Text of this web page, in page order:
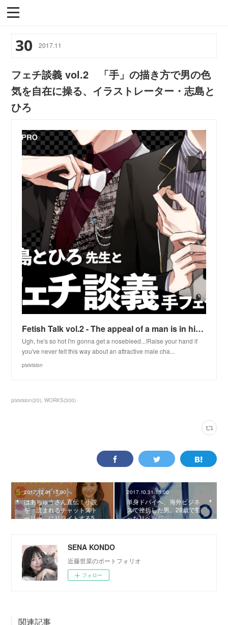
30 2017.11
フェチ談義 vol.2 「手」の描き方で男の色
気を自在に操る、イラストレーター・志島と
ひろ
Fetish Talk vol.2 - The appeal of a man is in his hands! Interview with illustrator Shijima Tohiro
Ugh, he's so hot I'm gonna get a nosebleed...!Raise your hand if
you've never felt this way about an attractive male cha...
pixivision
pixivision(20) WORKS(300)
2017.12.01 15:00
はあちゅうさん直伝！小説
を「読まれるチャットスト
ーリー」にリライトする5…
2017.10.31 15:00
単身ドバイへ、海外ビジネ
スで挫折した男。28歳で誓
ったリベンジ。
SENA KONDO
近藤世菜のポートフォリオ
フォロー
関連記事